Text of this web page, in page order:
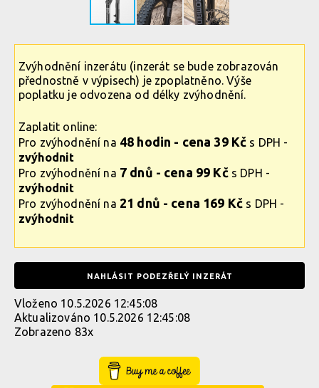
Zvýhodnění inzerátu (inzerát se bude zobrazován
přednostně v výpisech) je zpoplatněno. Výše
poplatku je odvozena od délky zvýhodnění.
Zaplatit online:
Pro zvýhodnění na 48 hodin - cena 39 Kč s DPH -
zvýhodnit
Pro zvýhodnění na 7 dnů - cena 99 Kčs DPH -
zvýhodnit
Pro zvýhodnění na 21 dnů - cena 169 Kč s DPH -
zvýhodnit
NAHLÁSIT PODEZŘELÝ INZERÁT
Vloženo 10.5.2026 12:45:08
Aktualizováno 10.5.2026 12:45:08
Zobrazeno 83x
Buy Me a Coffee